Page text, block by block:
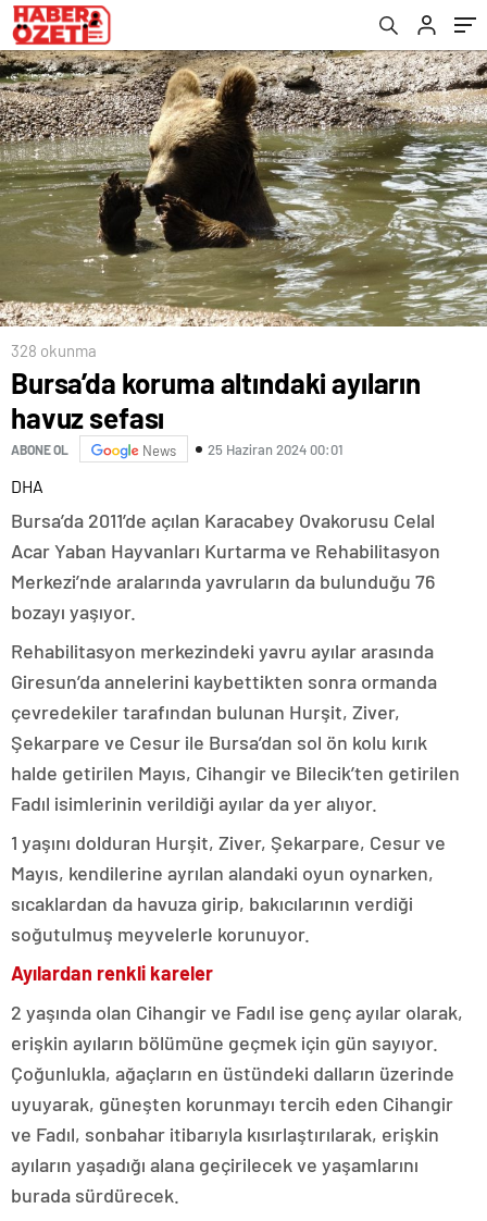
328 okunma
Bursa’da koruma altındaki ayıların
havuz sefası
ABONE OL News 25 Haziran 2024 00:01
DHA
Bursa’da 2011’de açılan Karacabey Ovakorusu Celal
Acar Yaban Hayvanları Kurtarma ve Rehabilitasyon
Merkezi’nde aralarında yavruların da bulunduğu 76
bozayı yaşıyor.
Rehabilitasyon merkezindeki yavru ayılar arasında
Giresun’da annelerini kaybettikten sonra ormanda
çevredekiler tarafından bulunan Hurşit, Ziver,
Şekarpare ve Cesur ile Bursa’dan sol ön kolu kırık
halde getirilen Mayıs, Cihangir ve Bilecik’ten getirilen
Fadıl isimlerinin verildiği ayılar da yer alıyor.
1 yaşını dolduran Hurşit, Ziver, Şekarpare, Cesur ve
Mayıs, kendilerine ayrılan alandaki oyun oynarken,
sıcaklardan da havuza girip, bakıcılarının verdiği
soğutulmuş meyvelerle korunuyor.
Ayılardan renkli kareler
2 yaşında olan Cihangir ve Fadıl ise genç ayılar olarak,
erişkin ayıların bölümüne geçmek için gün sayıyor.
Çoğunlukla, ağaçların en üstündeki dalların üzerinde
uyuyarak, güneşten korunmayı tercih eden Cihangir
ve Fadıl, sonbahar itibarıyla kısırlaştırılarak, erişkin
ayıların yaşadığı alana geçirilecek ve yaşamlarını
burada sürdürecek.